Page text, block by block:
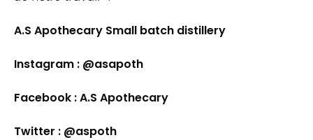
A.S Apothecary Small batch distillery
Instagram : @asapoth
Facebook : A.S Apothecary
Twitter : @aspoth